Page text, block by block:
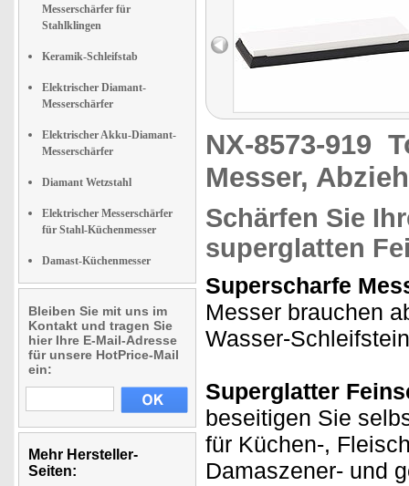
Messerschärfer für
Stahlklingen
Keramik-Schleifstab
Elektrischer Diamant-
Messerschärfer
Elektrischer Akku-Diamant-
Messerschärfer
Diamant Wetzstahl
Elektrischer Messerschärfer
für Stahl-Küchenmesser
Damast-Küchenmesser
Bleiben Sie mit uns im
Kontakt und tragen Sie
hier Ihre E-Mail-Adresse
für unsere HotPrice-Mail
ein:
Mehr Hersteller-
Seiten:
NX-8573-919
Messer,
Schärfen Sie
superglatten
Superscharfe
Messer brauchen
Wasser-
Superglatter
beseitigen Sie
für Küchen-,
Damaszener- und